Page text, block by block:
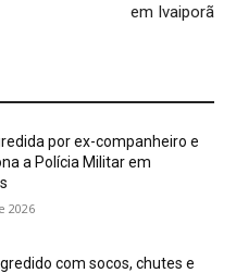
em Ivaiporã
por ex-companheiro e
a Polícia Militar em
2026
com socos, chutes e